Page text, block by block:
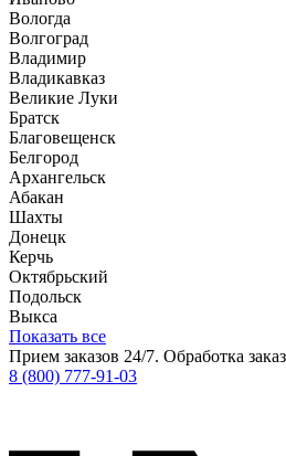
Вологда
Волгоград
Владимир
Владикавказ
Великие Луки
Братск
Благовещенск
Белгород
Архангельск
Абакан
Шахты
Донецк
Керчь
Октябрьский
Подольск
Выкса
Показать все
Прием заказов 24/7. Обработка
8 (800) 777-91-03